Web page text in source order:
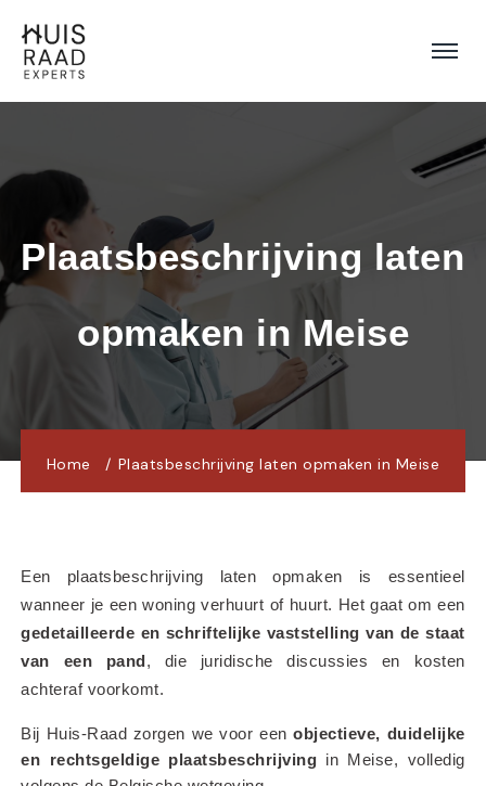
Plaatsbeschrijving laten
opmaken in Meise
Home Plaatsbeschrijving laten opmaken in Meise
Een plaatsbeschrijving laten opmaken is essentieel
gedetailleerde en schriftelijke vaststelling van de staat
van een pand , die juridische discussies en kosten
achteraf voorkomt.
Bij Huis-Raad zorgen we voor een objectieve, duidelijke
en rechtsgeldige plaatsbeschrijving in Meise, volledig